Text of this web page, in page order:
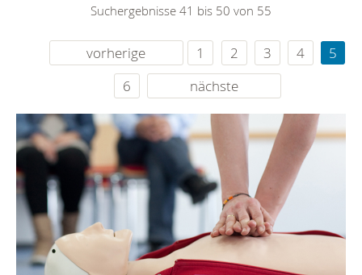
Suchergebnisse 41 bis 50 von 55
vorherige 1 2 3 4
5
6
nächste